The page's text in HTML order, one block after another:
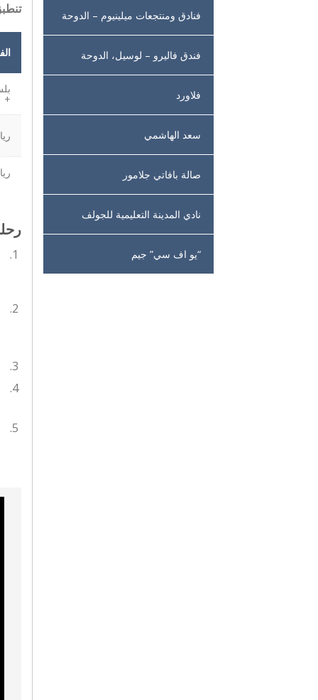
+
فنادق ومنتجعات ميلينيوم – الدوحة
فندق فاليرو – لوسيل، الدوحة
فلاورد
سعد الهاشمي
صالة بافاتي جلامور
نادي المدينة التعليمية للجولف
“يو اف سي” جيم